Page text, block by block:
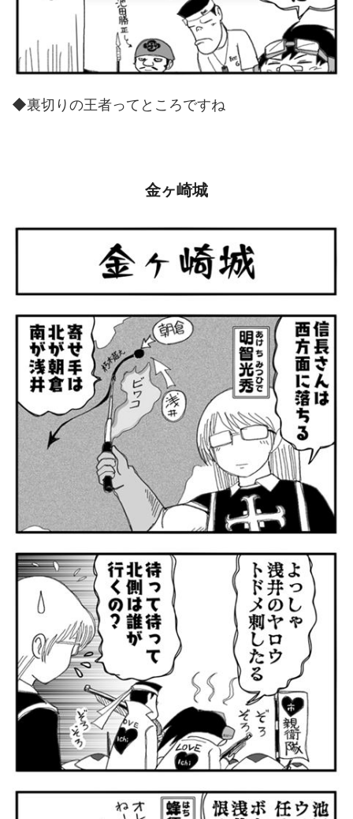
◆裏切りの王者ってところですね
金ヶ崎城